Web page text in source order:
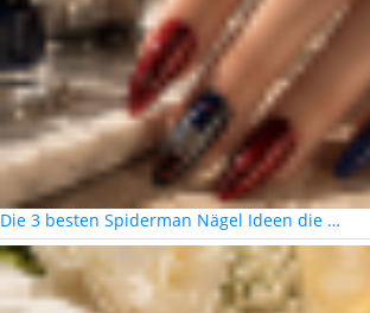
Die 3 besten Spiderman Nägel Ideen die …